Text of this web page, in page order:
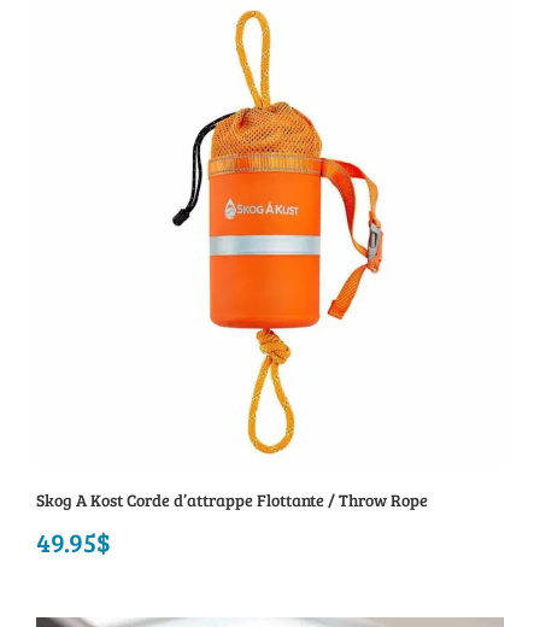
Skog A Kost Corde d’attrappe Flottante / Throw Rope
49.95$